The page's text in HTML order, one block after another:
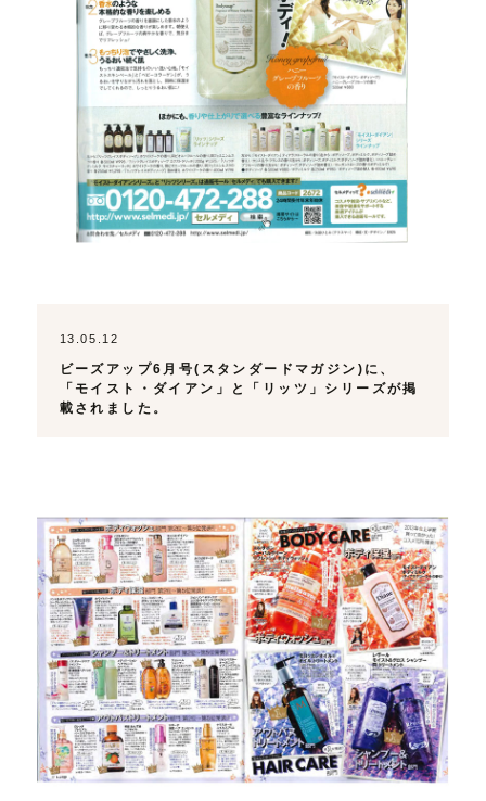
13.05.12
ビーズアップ6月号(スタンダードマガジン)に、
「モイスト・ダイアン」と「リッツ」シリーズが掲
載されました。